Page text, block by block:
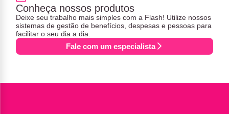
Conheça nossos produtos
Deixe seu trabalho mais simples com a Flash! Utilize nossos
sistemas de gestão de benefícios, despesas e pessoas para
facilitar o seu dia a dia.
Fale com um especialista